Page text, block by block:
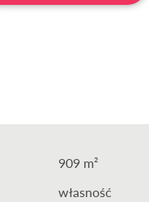
909 m²
własność